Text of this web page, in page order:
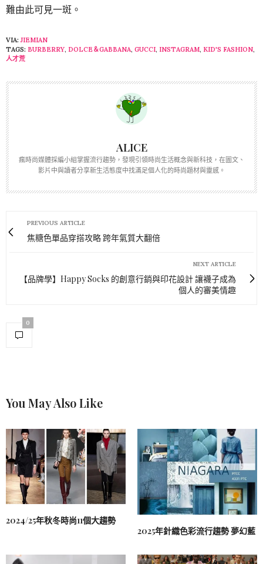
難由此可見一斑。
VIA: JIEMIAN
TAGS: BURBERRY, DOLCE＆GABBANA, GUCCI, INSTAGRAM, KID'S FASHION,
人才荒
ALICE
瘋時尚媒體採編小組掌握流行趨勢，發現引領時尚生活概念與新科技，在圖文、
影片中與讀者分享新生活態度中找滿足個人化的時尚題材與靈感。
PREVIOUS ARTICLE
焦糖色單品穿搭攻略 跨年氣質大翻倍
NEXT ARTICLE
【品牌學】Happy Socks 的創意行銷與印花設計 讓襪子成為
個人的審美情趣
0
You May Also Like
2024/25年秋冬時尚11個大趨勢
2025年針織色彩流行趨勢 夢幻藍